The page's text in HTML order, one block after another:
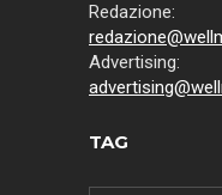
Redazione:
Advertising:
TAG